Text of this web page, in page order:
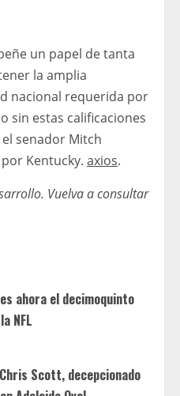
un papel de tanta
la amplia
nacional requerida por
sin estas calificaciones
senador Mitch
Kentucky. axios.
Vuelva a consultar
ahora el decimoquinto
NFL
Scott, decepcionado